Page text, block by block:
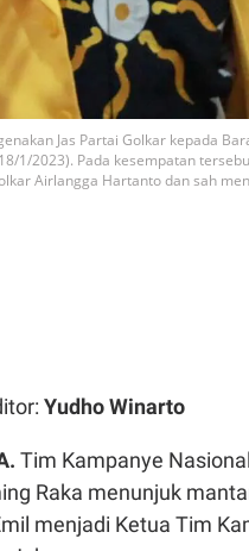
Jas Partai Golkar kepada
1/2023). Pada kesempatan
Airlangga Hartanto dan sah
Yudho Winarto
Tim Kampanye
Raka menunjuk
menjadi Ketua Tim